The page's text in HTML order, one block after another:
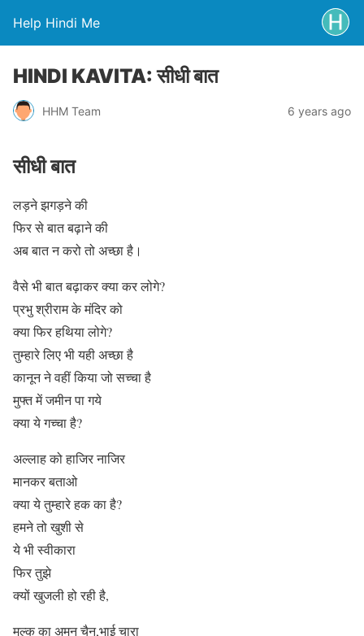
Help Hindi Me
HINDI KAVITA: सीधी बात
HHM Team 6 years ago
सीधी बात
लड़ने झगड़ने की
फिर से बात बढ़ाने की
अब बात न करो तो अच्छा है।
वैसे भी बात बढ़ाकर क्या कर लोगे?
प्रभु श्रीराम के मंदिर को
क्या फिर हथिया लोगे?
तुम्हारे लिए भी यही अच्छा है
कानून ने वहीं किया जो सच्चा है
मुफ्त में जमीन पा गये
क्या ये गच्चा है?
अल्लाह को हाजिर नाजिर
मानकर बताओ
क्या ये तुम्हारे हक का है?
हमने तो खुशी से
ये भी स्वीकारा
फिर तुझे
क्यों खुजली हो रही है,
मुल्क का अमन चैन,भाई चारा